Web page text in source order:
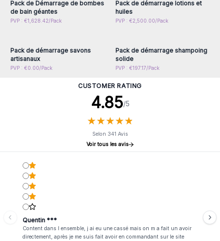
Pack de Démarrage de bombes
de bain géantes
PVP : €1,628.42/Pack
Pack de démarrage lotions et
huiles
PVP : €2,500.00/Pack
Connectez-vous ou
Pack de démarrage savons
artisanaux
PVP : €0.00/Pack
Connectez-vous ou
Pack de démarrage shampoing
solide
PVP : €197.17/Pack
CUSTOMER RATING
4.85/5
★★★★★
★★★★★
Selon 341 Avis
Voir tous les avis
Quentin ***
Content dans l ensemble, j ai eu une cassé mais on m a fait un avoir
directement, après je me suis fait avoir en commandant sur le site